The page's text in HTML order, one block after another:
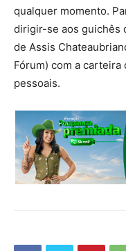
qualquer momento.
dirigir-se aos guichês
de Assis
Fórum) com a
pessoais.